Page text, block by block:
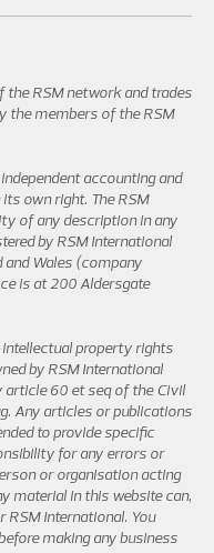
the RSM network and trades
the members of the RSM
accounting and
own right. The RSM
of any description in any
by RSM International
and Wales (company
is at 200 Aldersgate
intellectual property rights
by RSM International
article 60 et seq of the Civil
Any articles or publications
to provide specific
for any errors or
or organisation acting
material in this website can,
RSM International. You
making any business